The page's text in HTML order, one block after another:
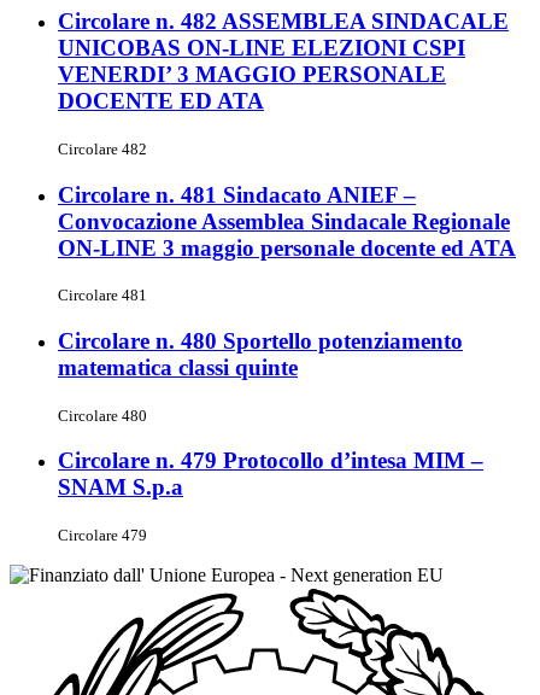
Circolare n. 482 ASSEMBLEA SINDACALE
UNICOBAS ON-LINE ELEZIONI CSPI
VENERDI’ 3 MAGGIO PERSONALE
DOCENTE ED ATA
Circolare 482
Circolare n. 481 Sindacato ANIEF –
Convocazione Assemblea Sindacale Regionale
ON-LINE 3 maggio personale docente ed ATA
Circolare 481
Circolare n. 480 Sportello potenziamento
matematica classi quinte
Circolare 480
Circolare n. 479 Protocollo d’intesa MIM –
SNAM S.p.a
Circolare 479